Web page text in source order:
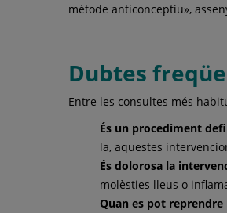
mètode anticonceptiu»,
Dubtes
Entre les consultes més
És un procediment
la, aquestes
És dolorosa la
molèsties lleus o
Quan es pot